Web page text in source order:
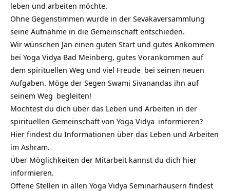
leben und arbeiten möchte.
Ohne Gegenstimmen wurde in der Sevakaversammlung
seine Aufnahme in die Gemeinschaft entschieden.
Wir wünschen Jan einen guten Start und gutes Ankommen
bei Yoga Vidya Bad Meinberg, gutes Vorankommen auf
dem spirituellen Weg und viel Freude bei seinen neuen
Aufgaben. Möge der Segen Swami Sivanandas ihn auf
seinem Weg begleiten!
Möchtest du dich über das Leben und Arbeiten in der
spirituellen Gemeinschaft von Yoga Vidya informieren?
Hier findest du Informationen über das Leben und Arbeiten
im Ashram.
Über Möglichkeiten der Mitarbeit kannst du dich hier
informieren.
Offene Stellen in allen Yoga Vidya Seminarhäusern findest